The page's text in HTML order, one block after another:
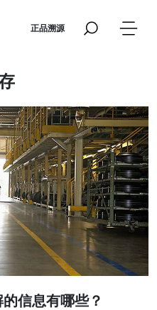
正品溯源
信息有哪些？